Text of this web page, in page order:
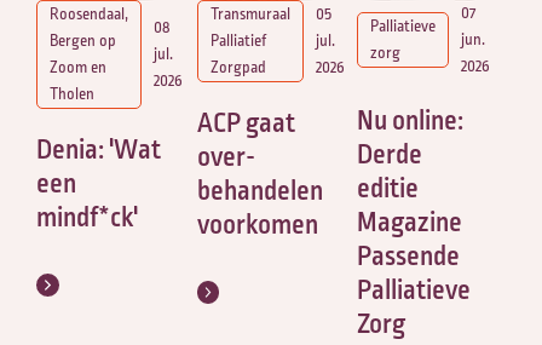
Roosendaal,
Bergen op
Zoom en
Tholen
08
jul.
2026
Denia: 'Wat
een
mindf*ck'
Transmuraal
Palliatief
Zorgpad
05
jul.
2026
ACP gaat
over-
behandelen
voorkomen
Palliatieve
zorg
07
jun.
2026
Nu online:
Derde
editie
Magazine
Passende
Palliatieve
Zorg